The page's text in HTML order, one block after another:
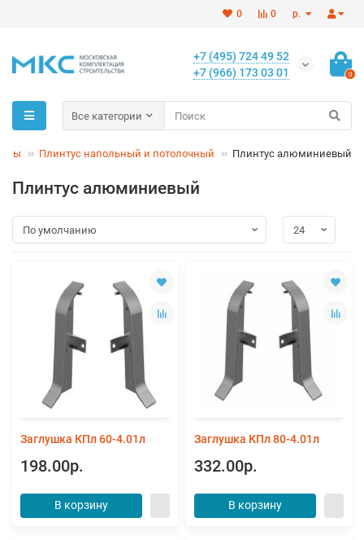
р.
0
0
+7 (495) 724 49 52
+7 (966) 173 03 01
0
Все категории
Плинтус напольный и потолочный Плинтус алюминиевый
Плинтус алюминиевый
Заглушка КПл 60-4.01л
198.00р.
В корзину
Заглушка КПл 80-4.01л
332.00р.
В корзину